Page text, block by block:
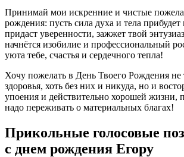
Принимай мои искренние и чистые
рождения: пусть сила духа и тела прибудет
придаст уверенности, зажжет твой
начнётся изобилие и профессиональный
уюта тебе, счастья и сердечного тепла!
Хочу пожелать в День Твоего Рождения не
здоровья, хоть без них и никуда, но и
упоения и действительно хорошей жизни,
надо переживать о материальных благах!
Прикольные голосовые
с днем рождения Егору